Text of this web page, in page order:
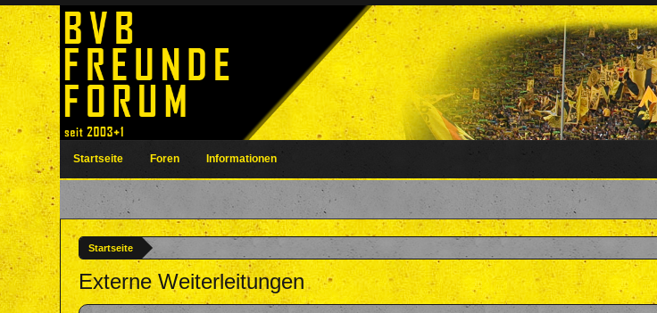
Startseite
Externe Weiterleitungen
Startseite Foren Informationen